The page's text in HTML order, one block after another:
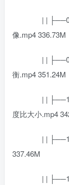
| | ├──08.
像.mp4 336.73M
| | ├──09.
衡.mp4 351.24M
| | ├──10.
度比大小.mp4
| | ├──11.
337.46M
| | ├──12.